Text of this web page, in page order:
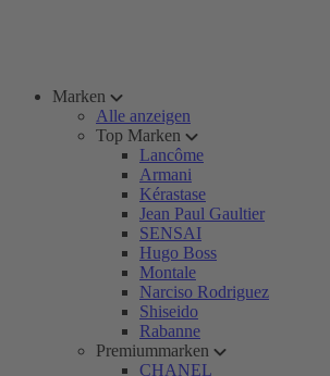
Marken
Alle anzeigen
Top Marken
Lancôme
Armani
Kérastase
Jean Paul Gaultier
SENSAI
Hugo Boss
Montale
Narciso Rodriguez
Shiseido
Rabanne
Premiummarken
CHANEL